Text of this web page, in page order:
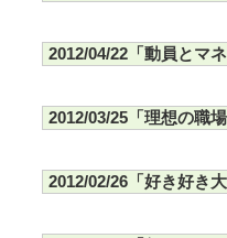
2012/04/22「動員とマ
2012/03/25「理想の職
2012/02/26「好き好き